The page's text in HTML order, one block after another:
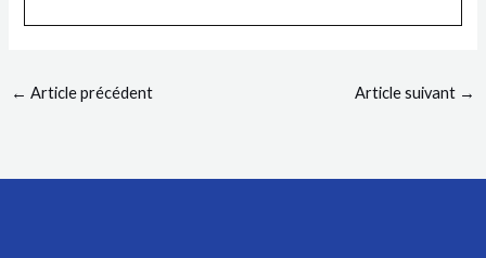
← Article précédent Article suivant →